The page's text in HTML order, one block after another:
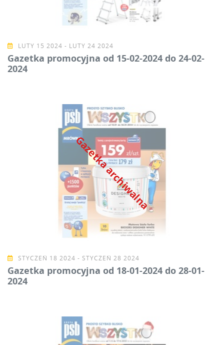
LUTY 15 2024 - LUTY 24 2024
Gazetka promocyjna od 15-02-2024 do 24-02-
2024
Gazetka archiwalna
STYCZEŃ 18 2024 - STYCZEŃ 28 2024
Gazetka promocyjna od 18-01-2024 do 28-01-
2024